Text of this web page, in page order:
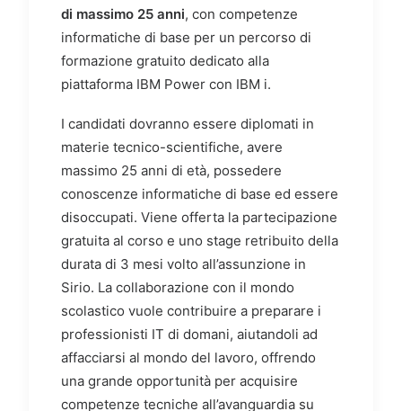
di massimo 25 anni, con competenze
informatiche di base per un percorso di
formazione gratuito dedicato alla
piattaforma IBM Power con IBM i.
I candidati dovranno essere diplomati in
materie tecnico-scientifiche, avere
massimo 25 anni di età, possedere
conoscenze informatiche di base ed essere
disoccupati. Viene offerta la partecipazione
gratuita al corso e uno stage retribuito della
durata di 3 mesi volto all’assunzione in
Sirio. La collaborazione con il mondo
scolastico vuole contribuire a preparare i
professionisti IT di domani, aiutandoli ad
affacciarsi al mondo del lavoro, offrendo
una grande opportunità per acquisire
competenze tecniche all’avanguardia su